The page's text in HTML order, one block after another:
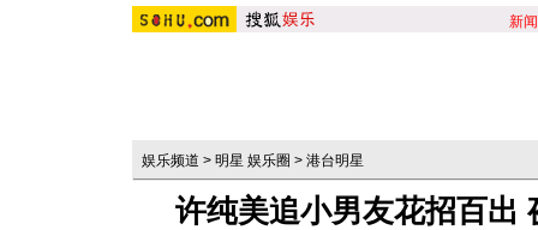
新闻
娱乐频道 > 明星 娱乐圈 > 港台明星
许纯美追小男友花招百出